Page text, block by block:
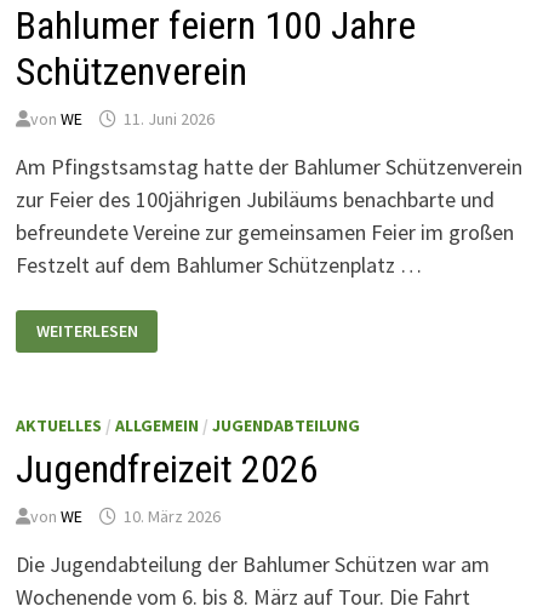
Bahlumer feiern 100 Jahre
Schützenverein
von WE 11. Juni 2026
Am Pfingstsamstag hatte der Bahlumer Schützenverein
zur Feier des 100jährigen Jubiläums benachbarte und
befreundete Vereine zur gemeinsamen Feier im großen
Festzelt auf dem Bahlumer Schützenplatz …
BAHLUMER
FEIERN
100
WEITERLESEN
AKTUELLES / ALLGEMEIN / JUGENDABTEILUNG
Jugendfreizeit 2026
von WE 10. März 2026
Die Jugendabteilung der Bahlumer Schützen war am
Wochenende vom 6. bis 8. März auf Tour. Die Fahrt